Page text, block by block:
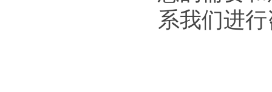
系我们进